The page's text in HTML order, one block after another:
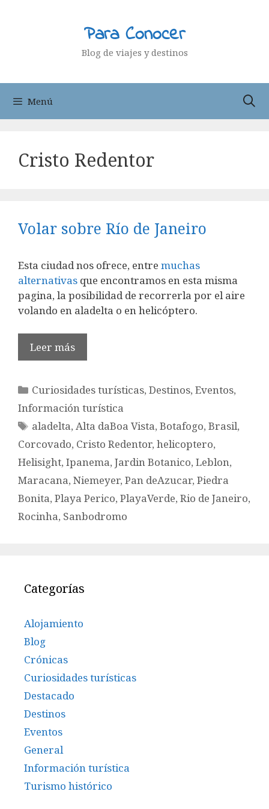
Para Conocer
Blog de viajes y destinos
Menú
Cristo Redentor
Volar sobre Río de Janeiro
Esta ciudad nos ofrece, entre muchas
alternativas que encontramos en esta misma
pagina, la posibilidad de recorrerla por el aire
volando en aladelta o en helicóptero.
Leer más
Categorías
Curiosidades turísticas,Destinos,Eventos,
Información turística
Etiquetas
aladelta, Alta daBoa Vista,Botafogo,Brasil,
Corcovado, Cristo Redentor, helicoptero,
Helisight, Ipanema, Jardin Botanico, Leblon,
Maracana, Niemeyer, Pan deAzucar, Piedra
Bonita, Playa Perico, PlayaVerde, Rio de Janeiro,
Rocinha, Sanbodromo
Categorías
Alojamiento
Blog
Crónicas
Curiosidades turísticas
Destacado
Destinos
Eventos
General
Información turística
Turismo histórico